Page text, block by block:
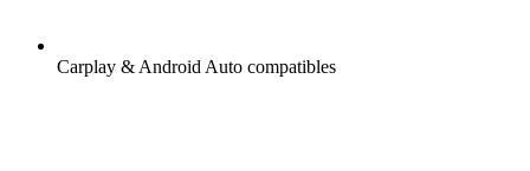
Carplay & Android Auto compatibles